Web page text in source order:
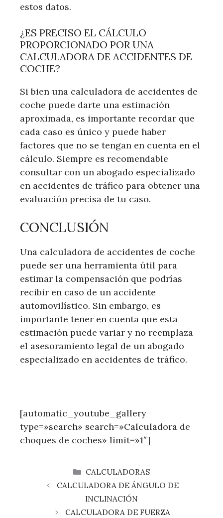
estos datos.
¿ES PRECISO EL CÁLCULO
PROPORCIONADO POR UNA
CALCULADORA DE ACCIDENTES DE
COCHE?
Si bien una calculadora de accidentes de
coche puede darte una estimación
aproximada, es importante recordar que
cada caso es único y puede haber
factores que no se tengan en cuenta en el
cálculo. Siempre es recomendable
consultar con un abogado especializado
en accidentes de tráfico para obtener una
evaluación precisa de tu caso.
CONCLUSIÓN
Una calculadora de accidentes de coche
puede ser una herramienta útil para
estimar la compensación que podrías
recibir en caso de un accidente
automovilístico. Sin embargo, es
importante tener en cuenta que esta
estimación puede variar y no reemplaza
el asesoramiento legal de un abogado
especializado en accidentes de tráfico.
[automatic_youtube_gallery
type=»search» search=»Calculadora de
choques de coches» limit=»1″]
CATEGORÍAS
CALCULADORAS
CALCULADORA DE ÁNGULO DE
INCLINACIÓN
CALCULADORA DE FUERZA